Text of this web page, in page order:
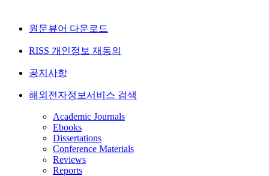
원문뷰어 다운로드
RISS 개인정보 재동의
공지사항
해외전자정보서비스 검색
Academic Journals
Ebooks
Dissertations
Conference Materials
Reviews
Reports